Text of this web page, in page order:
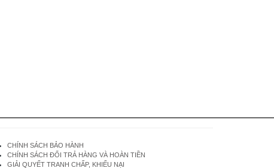
CHÍNH SÁCH BẢO HÀNH
CHÍNH SÁCH ĐỔI TRẢ HÀNG VÀ HOÀN TIỀN
GIẢI QUYẾT TRANH CHẤP, KHIẾU NẠI